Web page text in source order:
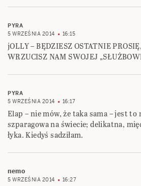
PYRA
5 WRZEŚNIA 2014
16:15
jOLLY – BĘDZIESZ OSTATNIE
WRZUCISZ NAM SWOJEJ
PYRA
5 WRZEŚNIA 2014
16:17
Elap – nie mów, że taka sama – jest to
szparagowa na świecie; delikatna,
łyka. Kiedyś sadziłam.
nemo
5 WRZEŚNIA 2014 16:27